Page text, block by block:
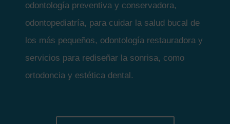
odontología preventiva y conservadora,
odontopediatría, para cuidar la salud bucal de
los más pequeños, odontología restauradora y
servicios para rediseñar la sonrisa, como
ortodoncia y estética dental.